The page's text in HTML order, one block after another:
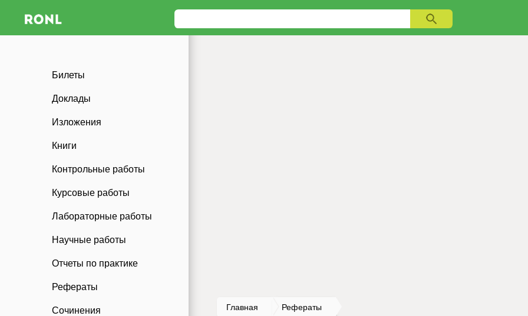
Билеты
Доклады
Изложения
Книги
Контрольные работы
Курсовые работы
Лабораторные работы
Научные работы
Отчеты по практике
Рефераты
Сочинения Главная Рефераты